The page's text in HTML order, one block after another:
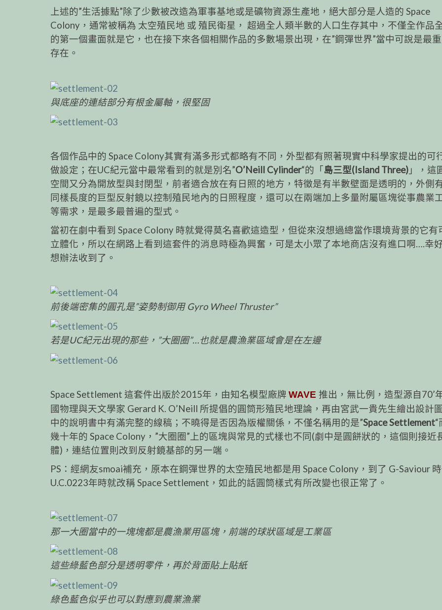
上述的”生活據點”除了少數被改造為軍事基地或是礦物資源生產地，絕大部分是人造的 Space
Colony，通常被稱為 太空殖民地 或 殖民衛星， 超過全人類半數的人口生存其中，不僅全作品
的第一個畫面就是它，也在接下來各個相關作品的多數場景出現，在”鋼彈世界”當中可說是最
存在。
與底座的連結部分有根金屬軸，很堅固
各個作品中的 Space Colony其實有滿多形式都略有不同，外型都有照著現實中科學家提出的可
做設定；在UC紀元當中最常看到的就是別名”O’Neill Cylinder“的「島三型(Island Three) 」，這
空間又分為開放型與封閉型，前者適合放在有日照的地方，特徵是有半數壁面是透明的，外側
同樣長度的巨型反射鏡以控制殖民地內的日照程度，還可以在兩端加上多量附屬區塊從事農業
等需求，是最多最普遍的型式。
當初在劇中看到 Space Colony 時就覺得莫名喜歡這造型，但從來沒想過總當作環境背景的它有
立體化，所以在網路上看到這套件的消息時極為興奮，可是太小眾了本地商店沒有進口啊….幸
想辦法收到了。
前後端密集的圓孔是”姿勢制御用 Gyro Wheel Thruster”
若是UC紀元出現的那些，”大圈圈”…也就是農漁業區域會是在左邊
Space Settlement 這套件出版於2015年，由知名模型廠牌 WAVE 推出，無比例，造型源自70’
國物理與天文學家 Gerard K. O’Neill 所提倡的圓筒形殖民地理論，再由宮武一貴先生繪出設計
中的說明書中有滿完整的線稿；不曉得是否因為版權關係，不僅名稱用的是”Space Settlement
幾十年的 Space Colony，”大圈圈”上的區塊與常見的式樣也不同(劇中是圓餅狀的，這個則接近
體)，連結位置則改到反射鏡基部的另一端。
PS：經網友smoai補充，原本在鋼彈世界的太空殖民地都是用 Space Colony，到了 G-Saviour
U.C.0223年時就改稱 Space Settlement，如此的話圓筒樣式有所改變也很正常了。
那一大圈當中的一塊塊都是農漁業用區塊，前端的球狀區域是工業區
這些綠藍色部分是透明零件，再於背面貼上貼紙
綠色藍色似乎也可以對應到農業漁業